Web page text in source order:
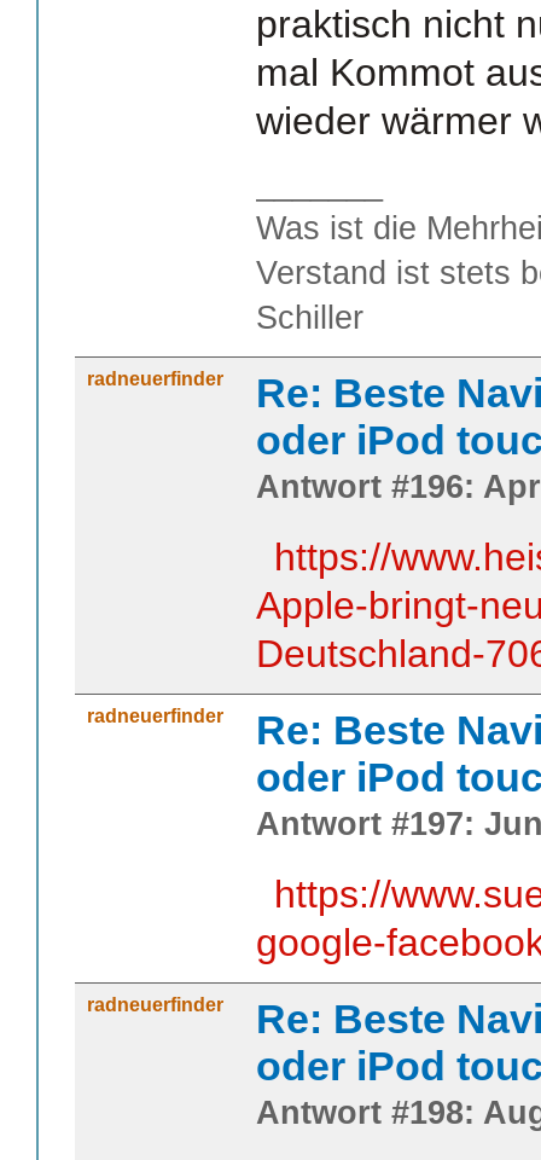
praktisch nicht
mal Kommot
wieder wärmer
Was ist die
Verstand ist stets
Schiller
radneuerfinder
Re: Beste
oder iPod
Antwort #196:
https://
Apple-bringt-
Deutschland-
radneuerfinder
Re: Beste
oder iPod
Antwort #197:
https://
google-
radneuerfinder
Re: Beste
oder iPod
Antwort #198: